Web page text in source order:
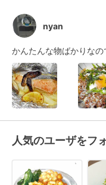
nyan
かんたんな物ばかりな
人気のユーザをフ